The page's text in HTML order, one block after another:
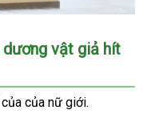
dương vật giả hít
to
của giá
của nữ giới.